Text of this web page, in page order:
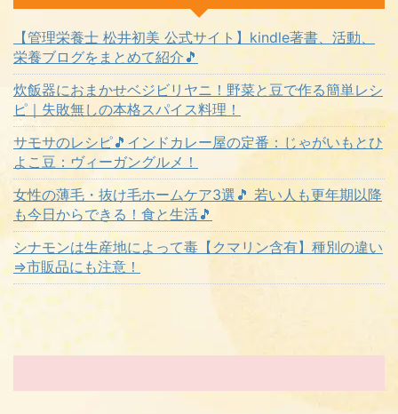
【管理栄養士 松井初美 公式サイト】kindle著書、活動、
栄養ブログをまとめて紹介🎵
炊飯器におまかせベジビリヤニ！野菜と豆で作る簡単レシ
ピ｜失敗無しの本格スパイス料理！
サモサのレシピ🎵インドカレー屋の定番：じゃがいもとひ
よこ豆：ヴィーガングルメ！
女性の薄毛・抜け毛ホームケア3選🎵 若い人も更年期以降
も今日からできる！食と生活🎵
シナモンは生産地によって毒【クマリン含有】種別の違い
⇒市販品にも注意！